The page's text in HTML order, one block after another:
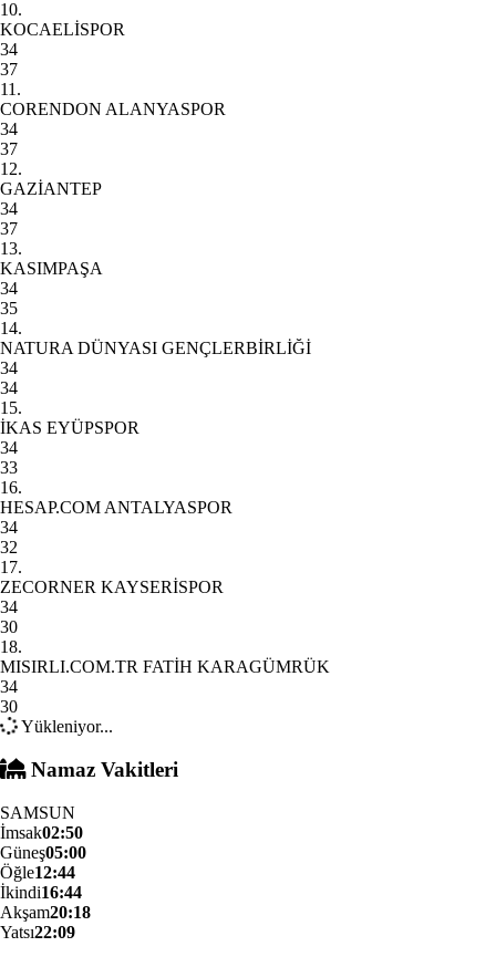
10.
KOCAELİSPOR
34
37
11.
CORENDON ALANYASPOR
34
37
12.
GAZİANTEP
34
37
13.
KASIMPAŞA
34
35
14.
NATURA DÜNYASI GENÇLERBİRLİĞİ
34
34
15.
İKAS EYÜPSPOR
34
33
16.
HESAP.COM ANTALYASPOR
34
32
17.
ZECORNER KAYSERİSPOR
34
30
18.
MISIRLI.COM.TR FATİH KARAGÜMRÜK
34
30
Yükleniyor...
Namaz Vakitleri
SAMSUN
İmsak02:50
Güneş05:00
Öğle12:44
İkindi16:44
Akşam20:18
Yatsı22:09